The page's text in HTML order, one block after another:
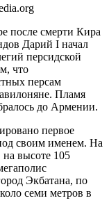
после смерти Кира
Дарий I начал
персидской
что
персам
Пламя
до Армении.
первое
своим именем. На
высоте 105
Экбатана, по
семи метров в